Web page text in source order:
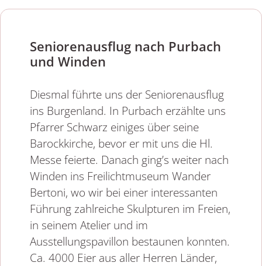
Seniorenausflug nach Purbach
und Winden
Diesmal führte uns der Seniorenausflug
ins Burgenland. In Purbach erzählte uns
Pfarrer Schwarz einiges über seine
Barockkirche, bevor er mit uns die Hl.
Messe feierte. Danach ging’s weiter nach
Winden ins Freilichtmuseum Wander
Bertoni, wo wir bei einer interessanten
Führung zahlreiche Skulpturen im Freien,
in seinem Atelier und im
Ausstellungspavillon bestaunen konnten.
Ca. 4000 Eier aus aller Herren Länder,